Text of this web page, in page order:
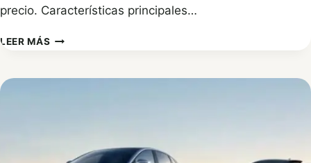
precio. Características principales…
LEER MÁS
LA
CALIDAD-